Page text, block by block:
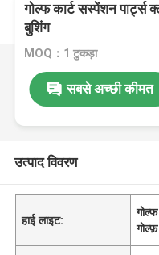
गोल्फ कार्ट सस्पेंशन
बुशिंग
MOQ：1 टुकड़ा
सबसे अच्छी कीमत
उत्पाद विवरण
हाई लाइट: